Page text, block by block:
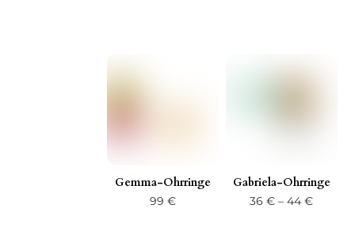
Gemma-Ohrringe
99€
Gabriela-Ohrringe
36€ –44€